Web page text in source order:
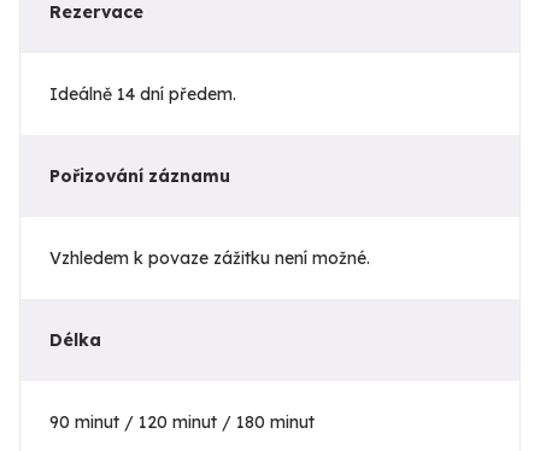
Rezervace
Ideálně 14 dní předem.
Pořizování záznamu
Vzhledem k povaze zážitku není možné.
Délka
90 minut / 120 minut / 180 minut